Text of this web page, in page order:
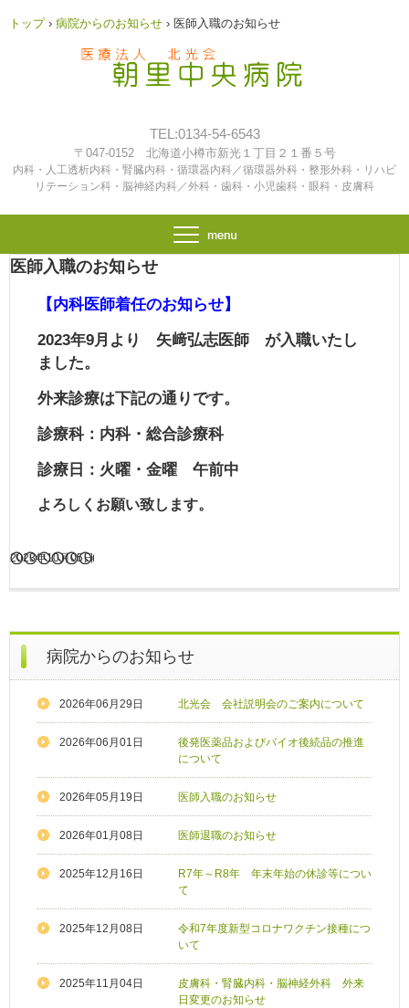
トップ › 病院からのお知らせ › 医師入職のお知らせ
TEL:0134-54-6543
〒047-0152 北海道小樽市新光１丁目２１番５号
内科・人工透析内科・腎臓内科・循環器内科／循環器外科・整形外科・リハビ
リテーション科・脳神経内科／外科・歯科・小児歯科・眼科・皮膚科
医師入職のお知らせ
【内科医師着任のお知らせ】
2023年9月より 矢﨑弘志医師 が入職いたし
ました。
外来診療は下記の通りです。
診療科：内科・総合診療科
診療日：火曜・金曜 午前中
よろしくお願い致します。
2023年10月05日
病院からのお知らせ
2026年06月29日 北光会 会社説明会のご案内について
2026年06月01日
後発医薬品およびバイオ後続品の推進
について
2026年05月19日 医師入職のお知らせ
2026年01月08日 医師退職のお知らせ
2025年12月16日
R7年～R8年 年末年始の休診等につい
て
2025年12月08日
令和7年度新型コロナワクチン接種につ
いて
2025年11月04日
皮膚科・腎臓内科・脳神経外科 外来
日変更のお知らせ